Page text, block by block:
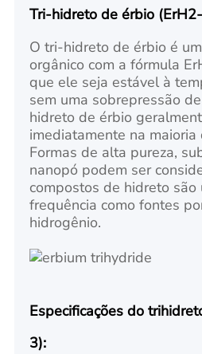
Tri-hidreto de érbio
O tri-hidreto de érbio é
orgânico com a fórmula
que ele seja estável à
sem uma sobrepressão
hidreto de érbio
imediatamente na maioria
Formas de alta pureza,
nanopó podem ser
compostos de hidreto são
frequência como fontes
hidrogênio.
Especificações do
3):